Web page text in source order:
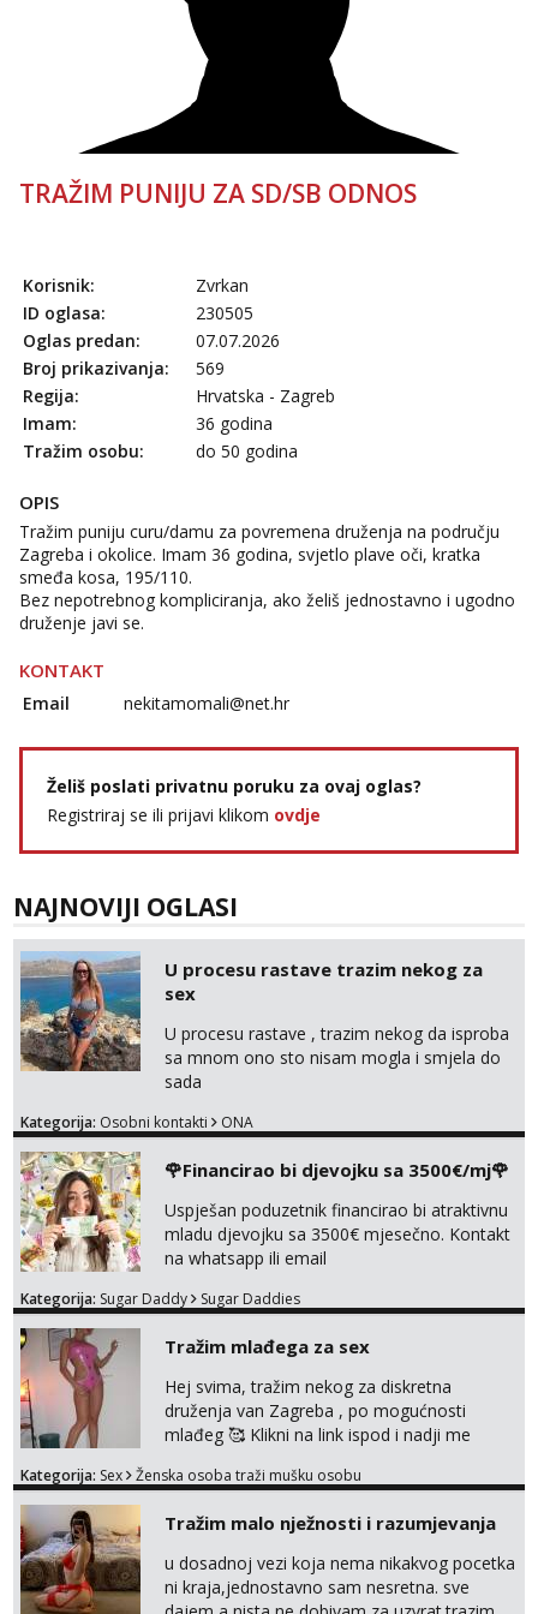
TRAŽIM PUNIJU ZA SD/SB ODNOS
Korisnik:
Zvrkan
ID oglasa:
230505
Oglas predan:
07.07.2026
Broj prikazivanja:
569
Regija:
Hrvatska - Zagreb
Imam:
36 godina
Tražim osobu:
do 50 godina
OPIS
Tražim puniju curu/damu za povremena druženja na području
Zagreba i okolice. Imam 36 godina, svjetlo plave oči, kratka
smeđa kosa, 195/110.
Bez nepotrebnog kompliciranja, ako želiš jednostavno i ugodno
druženje javi se.
KONTAKT
Email nekitamomali@net.hr
Želiš poslati privatnu poruku za ovaj oglas?
Registriraj se ili prijavi klikom ovdje
NAJNOVIJI OGLASI
U procesu rastave trazim nekog za
sex
U procesu rastave , trazim nekog da isproba
sa mnom ono sto nisam mogla i smjela do
sada
Kategorija: Osobni kontakti ONA
🌹Financirao bi djevojku sa 3500€/mj🌹
Uspješan poduzetnik financirao bi atraktivnu
mladu djevojku sa 3500€ mjesečno. Kontakt
na whatsapp ili email
Kategorija: Sugar Daddy Sugar Daddies
Tražim mlađega za sex
Hej svima, tražim nekog za diskretna
druženja van Zagreba , po mogućnosti
mlađeg 🥰 Klikni na link ispod i nadji me
Kategorija: Sex Ženska osoba traži mušku osobu
Tražim malo nježnosti i razumjevanja
u dosadnoj vezi koja nema nikakvog pocetka
ni kraja,jednostavno sam nesretna. sve